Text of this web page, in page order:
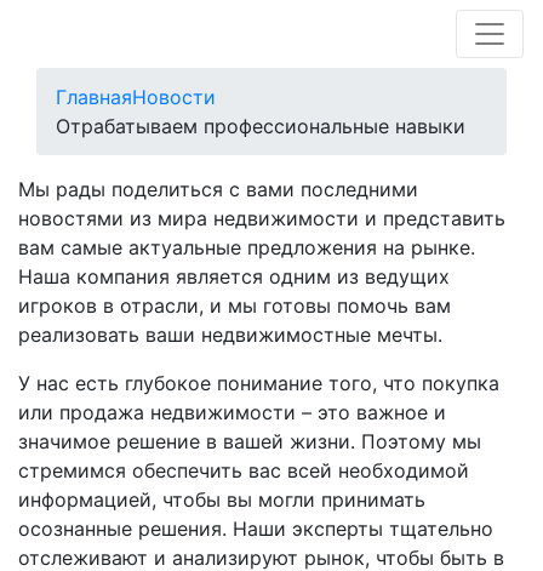
ГлавнаяНовости
Отрабатываем профессиональные навыки
Мы рады поделиться с вами последними
новостями из мира недвижимости и представить
вам самые актуальные предложения на рынке.
Наша компания является одним из ведущих
игроков в отрасли, и мы готовы помочь вам
реализовать ваши недвижимостные мечты.
У нас есть глубокое понимание того, что покупка
или продажа недвижимости – это важное и
значимое решение в вашей жизни. Поэтому мы
стремимся обеспечить вас всей необходимой
информацией, чтобы вы могли принимать
осознанные решения. Наши эксперты тщательно
отслеживают и анализируют рынок, чтобы быть в